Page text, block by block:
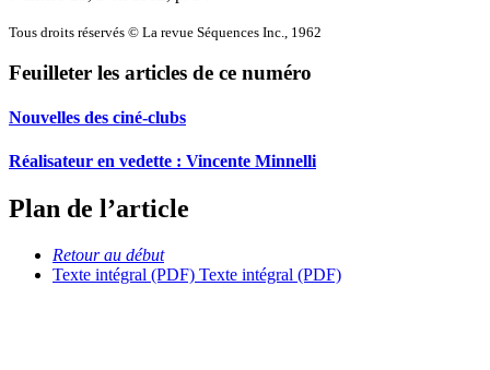
Tous droits réservés © La revue Séquences Inc., 1962
Feuilleter les articles de ce numéro
Nouvelles des ciné-clubs
Réalisateur en vedette : Vincente Minnelli
Plan de l’article
Retour au début
Texte intégral (PDF) Texte intégral (PDF)